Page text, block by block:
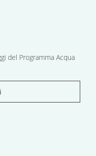
del Programma Acqua